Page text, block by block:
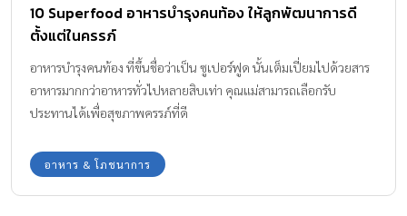
10 Superfood อาหารบํารุงคนท้อง ให้ลูกพัฒนาการดี
ตั้งแต่ในครรภ์
อาหารบำรุงคนท้อง ที่ขึ้นชื่อว่าเป็น ซูเปอร์ฟูด นั้นเต็มเปี่ยมไปด้วยสาร
อาหารมากกว่าอาหารทั่วไปหลายสิบเท่า คุณแม่สามารถเลือกรับ
ประทานได้เพื่อสุขภาพครรภ์ที่ดี
อาหาร & โภชนาการ